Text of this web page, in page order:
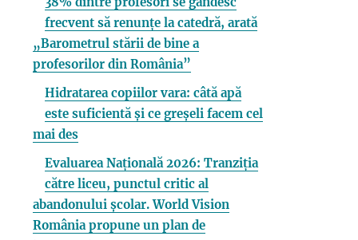
frecvent să renunțe la catedră, arată
„Barometrul stării de bine a
profesorilor din România”
Hidratarea copiilor vara: câtă apă
este suficientă și ce greșeli facem cel
mai des
Evaluarea Națională 2026: Tranziția
către liceu, punctul critic al
abandonului școlar. World Vision
România propune un plan de